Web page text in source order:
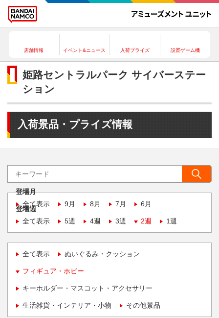
店舗情報 イベント&ニュース 入荷プライズ 設置ゲーム機
姫路セントラルパーク サイバーステー
ション
入荷景品・プライズ情報
登場月
全て表示
9月 8月 7月 6月
登場週
全て表示
5週 4週 3週 2週 1週
全て表示 ぬいぐるみ・クッション
フィギュア・ホビー
キーホルダー・マスコット・アクセサリー
生活雑貨・インテリア・小物 その他景品